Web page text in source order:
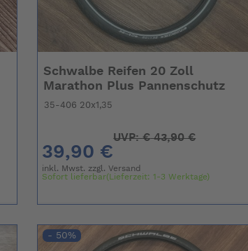
Schwalbe Reifen 20 Zoll
Marathon Plus Pannenschutz
35-406 20x1,35
39,90 €
UVP:€43,90 €
inkl. Mwst. zzgl.Versand
Sofort lieferbar(Lieferzeit: 1-3 Werktage)
- 50%